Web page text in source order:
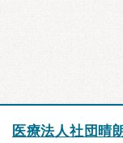
医療法人社団晴